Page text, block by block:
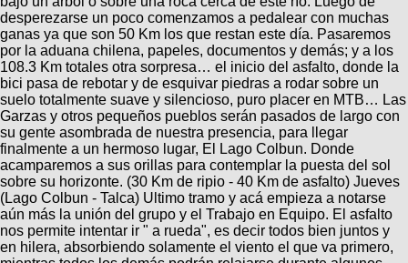
desperezarse un poco comenzamos a pedalear con muchas
ganas ya que son 50 Km los que restan este día. Pasaremos
por la aduana chilena, papeles, documentos y demás; y a los
108.3 Km totales otra sorpresa… el inicio del asfalto, donde la
bici pasa de rebotar y de esquivar piedras a rodar sobre un
suelo totalmente suave y silencioso, puro placer en MTB… Las
Garzas y otros pequeños pueblos serán pasados de largo con
su gente asombrada de nuestra presencia, para llegar
finalmente a un hermoso lugar, El Lago Colbun. Donde
acamparemos a sus orillas para contemplar la puesta del sol
sobre su horizonte. (30 Km de ripio - 40 Km de asfalto) Jueves
(Lago Colbun - Talca) Ultimo tramo y acá empieza a notarse
aún más la unión del grupo y el Trabajo en Equipo. El asfalto
nos permite intentar ir " a rueda", es decir todos bien juntos y
en hilera, absorbiendo solamente el viento el que va primero,